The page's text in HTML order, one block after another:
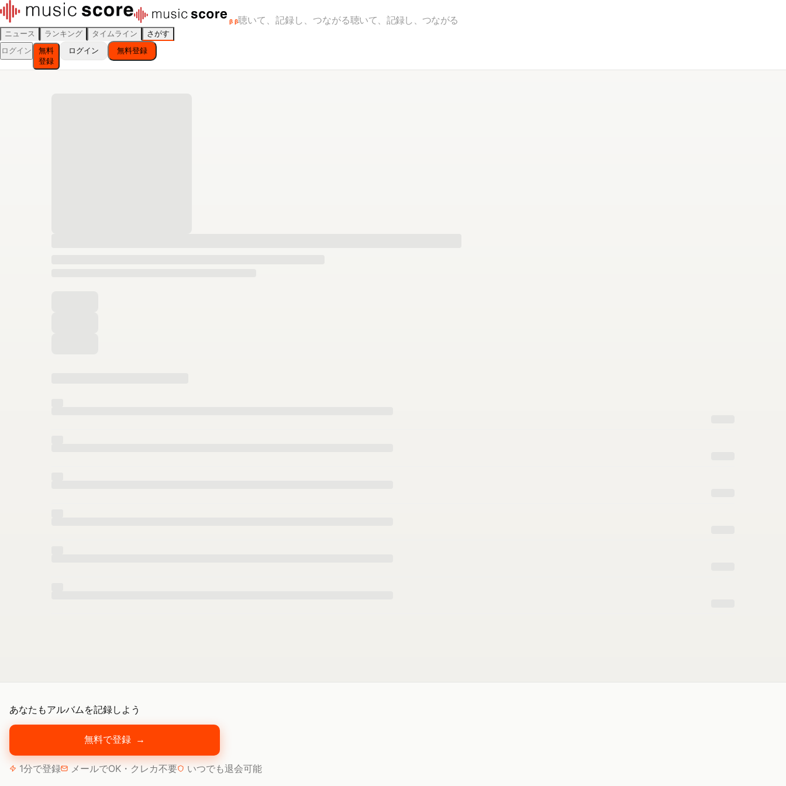
β β聴いて、記録し、つながる聴いて、記録し、つながる
ニュース ランキング タイムライン
さがす
ログイン
無料
登録
ログイン 無料登録
あなたもアルバムを記録しよう
無料で登録 →
1分で登録 メールでOK・クレカ不要 いつでも退会可能